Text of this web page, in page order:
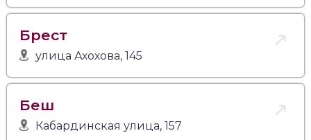
Брест
улица Ахохова, 145
Беш
Кабардинская улица, 157